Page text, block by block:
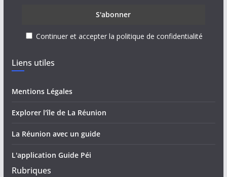
Continuer et accepter la politique de confidentialité
Liens utiles
Mentions Légales
Explorer l'île de La Réunion
La Réunion avec un guide
L'application Guide Péi
Rubriques